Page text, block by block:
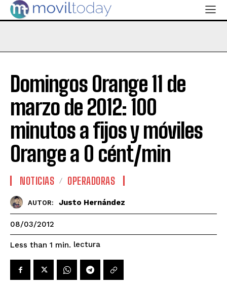
Domingos Orange 11 de
marzo de 2012: 100
minutos a fijos y móviles
Orange a 0 cént/min
NOTICIAS OPERADORAS
AUTOR: Justo Hernández
08/03/2012
Less than 1 min. lectura